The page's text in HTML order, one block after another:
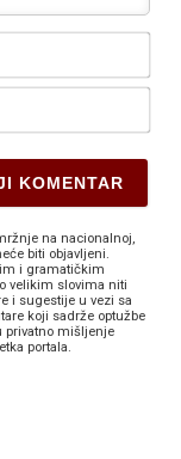
E-
na nacionalnoj,
biti objavljeni.
i gramatičkim
velikim slovima niti
i sugestije u vezi sa
koji sadrže optužbe
privatno mišljenje
portala.